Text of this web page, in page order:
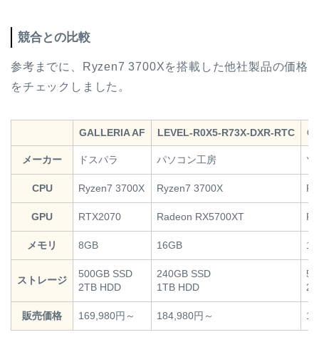
競合との比較
参考までに、Ryzen7 3700Xを搭載した他社製品の価格
をチェックしました。
GALLERIA AF LEVEL-R0X5-R73X-DXR-RTC
メーカー ドスパラ パソコン工房 ツ
CPU Ryzen7 3700X Ryzen7 3700X
GPU RTX2070 Radeon RX5700XT
メモリ 8GB 16GB
ストレージ
500GB SSD
2TB HDD
240GB SSD
1TB HDD
販売価格 169,980円～ 184,980円～